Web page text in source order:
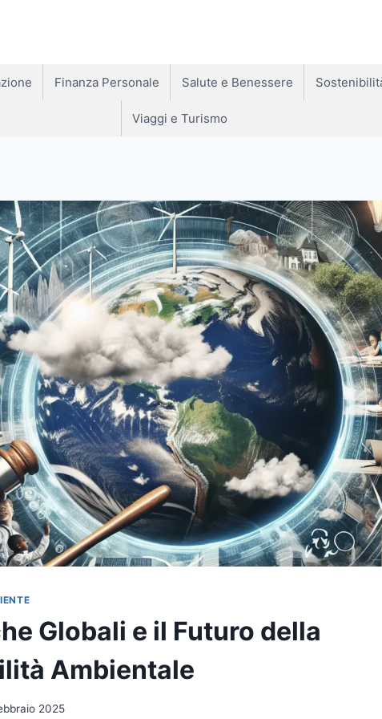
Finanza Personale Salute e Benessere
Viaggi e Turismo
Globali e il Futuro della
Ambientale
2025